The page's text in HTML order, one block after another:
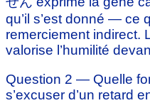
qu’il s’est donné — ce
remerciement indirect.
valorise l’humilité
Question 2 — Quelle
s’excuser d’un retard